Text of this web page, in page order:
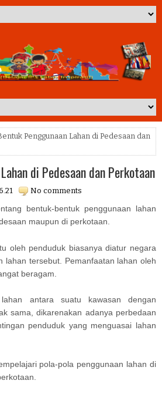
Penggunaan Lahan di Pedesaan dan
di Pedesaan dan Perkotaan
No comments
bentuk-bentuk penggunaan lahan
maupun di perkotaan.
oleh penduduk biasanya diatur negara
lahan tersebut. Pemanfaatan lahan oleh
beragam.
lahan antara suatu kawasan dengan
sama, dikarenakan adanya perbedaan
penduduk yang menguasai lahan
pola-pola penggunaan lahan di